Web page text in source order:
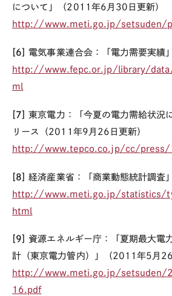
について」（2011年6月30日更新）
http://www.meti.go.jp/setsuden/
[6] 電気事業連合会：「電力需要実績」
http://www.fepc.or.jp/library/
ml
[7]東京電力：「今夏の電力需給状況
リース（2011年9月26日更新）
http://www.tepco.co.jp/cc/press/
[8]経済産業省：「商業動態統計調査」
http://www.meti.go.jp/statistics/
html
[9]資源エネルギー庁：「夏期最大電
計（東京電力管内）」（2011年5月26
http://www.meti.go.jp/setsuden/
16.pdf